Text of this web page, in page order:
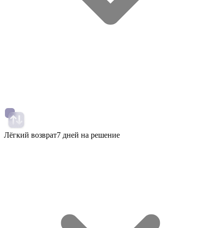
Лёгкий возврат7 дней на решение